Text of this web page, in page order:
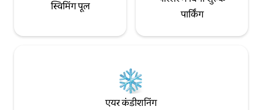
स्विमिंग पूल
पार्किंग
एयर कंडीशनिंग